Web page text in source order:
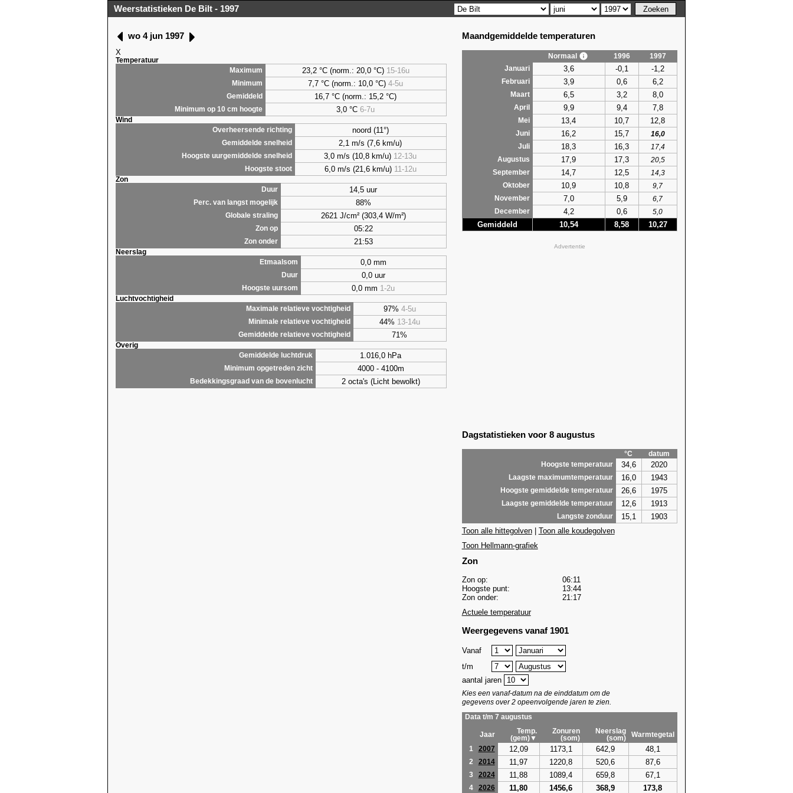
Weerstatistieken De Bilt - 1997
wo 4 jun 1997
X
Temperatuur
Maximum
23,2 °C (norm.: 20,0 °C) 15-16u
Minimum 7,7 °C (norm.: 10,0 °C)4-5u
Gemiddeld 16,7 °C (norm.: 15,2 °C)
Minimum op 10 cm hoogte 3,0 °C6-7u
Wind
Overheersende richting
noord (11°)
Gemiddelde snelheid 2,1 m/s (7,6 km/u)
Hoogste uurgemiddelde snelheid 3,0 m/s (10,8 km/u) 12-13u
Hoogste stoot 6,0 m/s (21,6 km/u) 11-12u
Zon
Duur
14,5 uur
Perc. van langst mogelijk 88%
Globale straling 2621 J/cm² (303,4 W/m²)
Zon op 05:22
Zon onder 21:53
Neerslag
Etmaalsom
0,0 mm
Duur 0,0 uur
Hoogste uursom 0,0 mm 1-2u
Luchtvochtigheid
Maximale relatieve vochtigheid
97% 4-5u
Minimale relatieve vochtigheid 44% 13-14u
Gemiddelde relatieve vochtigheid 71%
Overig
Gemiddelde luchtdruk
1.016,0 hPa
Minimum opgetreden zicht 4000 - 4100m
Bedekkingsgraad van de bovenlucht 2 octa's (Licht bewolkt)
Maandgemiddelde temperaturen
Normaal 1996
1997
Januari
3,6 -0,1 -1,2
Februari 3,9 0,6 6,2
Maart 6,5 3,2 8,0
April 9,9 9,4 7,8
Mei 13,4 10,7 12,8
Juni 16,2 15,7
16,0
Juli
18,3 16,3
17,4
Augustus
17,9 17,3
20,5
September
14,7 12,5
14,3
Oktober
10,9 10,8
9,7
November
7,0 5,9
6,7
December
4,2 0,6 5,0
Gemiddeld 10,54 8,58 10,27
Advertentie
Dagstatistieken voor 8 augustus
°C
datum
Hoogste temperatuur
34,6 2020
Laagste maximumtemperatuur 16,0 1943
Hoogste gemiddelde temperatuur 26,6 1975
Laagste gemiddelde temperatuur 12,6 1913
Langste zonduur 15,1
1903
Toon alle hittegolven| Toon alle koudegolven
Toon Hellmann-grafiek
Zon
Zon op:
06:11
Hoogste punt:
13:44
Zon onder:
21:17
Actuele temperatuur
Weergegevens vanaf 1901
Vanaf
t/m
aantal jaren
Kies een vanaf-datum na de einddatum om de
gegevens over 2 opeenvolgende jaren te zien.
Data t/m 7 augustus
Jaar
Temp.
(gem)▼
Zonuren
(som)
Neerslag
(som)
Warmtegetal
1
2007 12,09 1173,1 642,9 48,1
2 2014 11,97 1220,8 520,6 87,6
3 2024 11,88 1089,4 659,8 67,1
4 2026 11,80 1456,6 368,9 173,8